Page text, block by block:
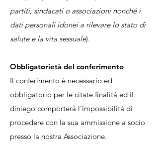
partiti, sindacati o associazioni nonché i
dati personali idonei a rilevare lo stato di
salute e la vita sessuale).
Obbligatorietà del conferimento
Il conferimento è necessario ed
obbligatorio per le citate finalità ed il
diniego comporterà l’impossibilità di
procedere con la sua ammissione a socio
presso la nostra Associazione.